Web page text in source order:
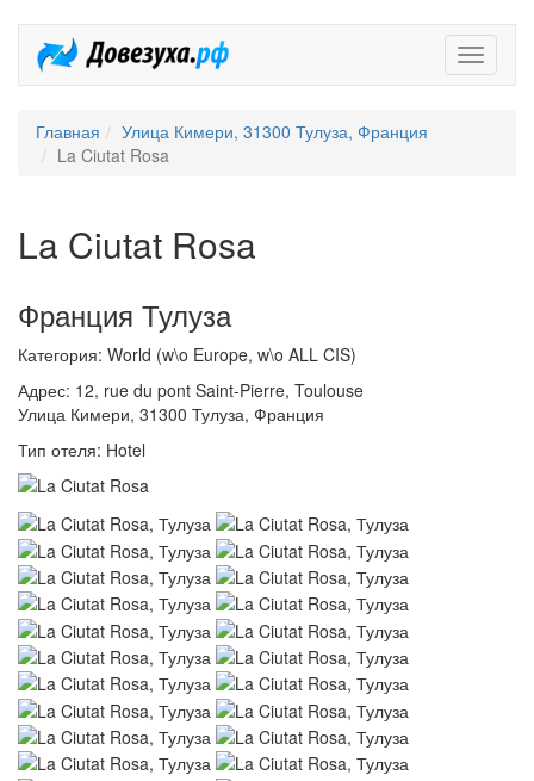
Главная
Улица Кимери, 31300 Тулуза, Франция
La Ciutat Rosa
La Ciutat Rosa
Франция Тулуза
Категория: World (w\o Europe, w\o ALL CIS)
Адрес: 12, rue du pont Saint-Pierre, Toulouse
Улица Кимери, 31300 Тулуза, Франция
Тип отеля: Hotel